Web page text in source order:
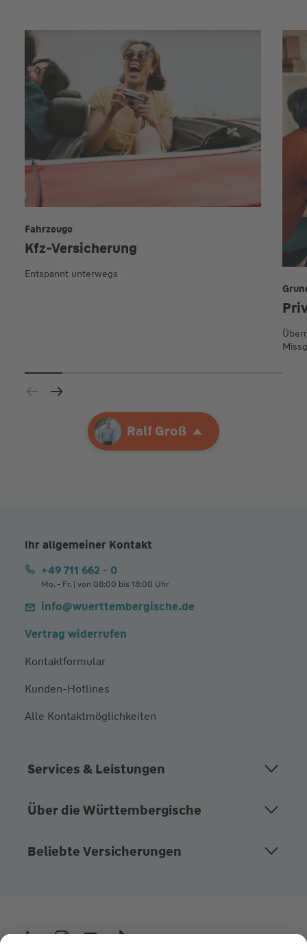
Ihre AgenturRalf Groß
Ralf Groß
Kfz-Versicherung
Fahrzeuge
Entspannt unterwegs
Ihr allgemeiner Kontakt
+49 711 662 - 0
Mo. - Fr. | von 08:00 bis 18:00 Uhr
info@wuerttembergische.de
Vertrag widerrufen
Kontaktformular
Kunden-Hotlines
Alle Kontaktmöglichkeiten
Services & Leistungen
Über die Württembergische
Beliebte Versicherungen